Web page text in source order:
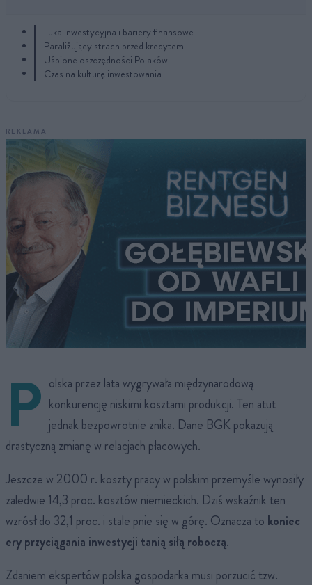
Luka inwestycyjna i bariery finansowe
Paraliżujący strach przed kredytem
Uśpione oszczędności Polaków
Czas na kulturę inwestowania
REKLAMA
P olska przez lata wygrywała międzynarodową
konkurencję niskimi kosztami produkcji. Ten atut
jednak bezpowrotnie znika. Dane BGK pokazują
drastyczną zmianę w relacjach płacowych.
Jeszcze w 2000 r. koszty pracy w polskim przemyśle wynosiły
zaledwie 14,3 proc. kosztów niemieckich. Dziś wskaźnik ten
wzrósł do 32,1 proc. i stale pnie się w górę. Oznacza to koniec
ery przyciągania inwestycji tanią siłą roboczą.
Zdaniem ekspertów polska gospodarka musi porzucić tzw.